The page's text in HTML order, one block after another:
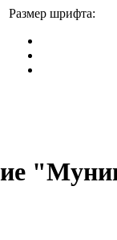
Размер шрифта: